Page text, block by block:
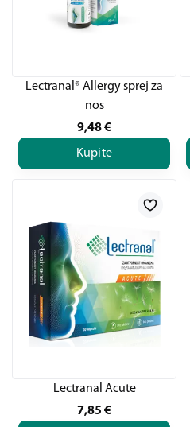
Lectranal® Allergy sprej za
nos
9,48€
Kupite
Lectranal Acute
7,85 €